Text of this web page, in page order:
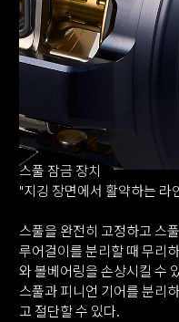
스풀 잠금 장치
"지깅 장면에서 활약하는 라
스풀을 완전히 고정하고 스
루어걸이를 분리할 때 무리
와 볼베어링을 손상시킬 수
스풀과 피니언 기어를 분리
고 절단할 수 있다.